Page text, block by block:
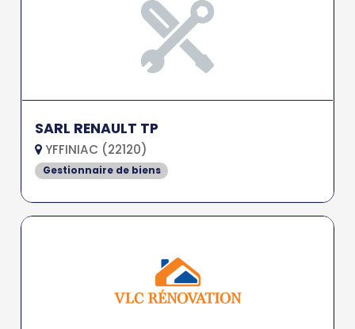
SARL RENAULT TP
YFFINIAC (22120)
Gestionnaire de biens